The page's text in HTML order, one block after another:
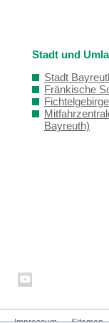
Stadt und
Stadt
Fränkische
Fichtelgebirge
Bayreuth)